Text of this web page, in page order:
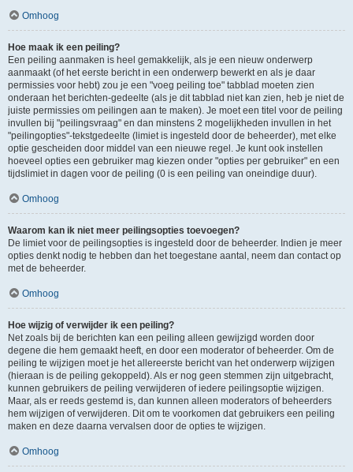
Omhoog
Hoe maak ik een peiling?
Een peiling aanmaken is heel gemakkelijk, als je een nieuw onderwerp
aanmaakt (of het eerste bericht in een onderwerp bewerkt en als je daar
permissies voor hebt) zou je een "voeg peiling toe" tabblad moeten zien
onderaan het berichten-gedeelte (als je dit tabblad niet kan zien, heb je niet de
juiste permissies om peilingen aan te maken). Je moet een titel voor de peiling
invullen bij "peilingsvraag" en dan minstens 2 mogelijkheden invullen in het
"peilingopties"-tekstgedeelte (limiet is ingesteld door de beheerder), met elke
optie gescheiden door middel van een nieuwe regel. Je kunt ook instellen
hoeveel opties een gebruiker mag kiezen onder "opties per gebruiker" en een
tijdslimiet in dagen voor de peiling (0 is een peiling van oneindige duur).
Omhoog
Waarom kan ik niet meer peilingsopties toevoegen?
De limiet voor de peilingsopties is ingesteld door de beheerder. Indien je meer
opties denkt nodig te hebben dan het toegestane aantal, neem dan contact op
met de beheerder.
Omhoog
Hoe wijzig of verwijder ik een peiling?
Net zoals bij de berichten kan een peiling alleen gewijzigd worden door
degene die hem gemaakt heeft, en door een moderator of beheerder. Om de
peiling te wijzigen moet je het allereerste bericht van het onderwerp wijzigen
(hieraan is de peiling gekoppeld). Als er nog geen stemmen zijn uitgebracht,
kunnen gebruikers de peiling verwijderen of iedere peilingsoptie wijzigen.
Maar, als er reeds gestemd is, dan kunnen alleen moderators of beheerders
hem wijzigen of verwijderen. Dit om te voorkomen dat gebruikers een peiling
maken en deze daarna vervalsen door de opties te wijzigen.
Omhoog